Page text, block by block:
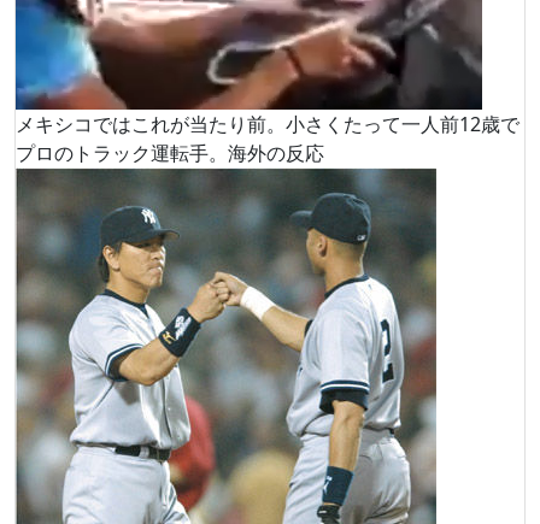
メキシコではこれが当たり前。小さくたって一人前12歳で
プロのトラック運転手。海外の反応